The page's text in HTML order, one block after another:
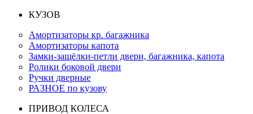
КУЗОВ
Амортизаторы кр. багажника
Амортизаторы капота
Замки-защёлки-петли двери, багажника, капота
Ролики боковой двери
Ручки дверные
РАЗНОЕ по кузову
ПРИВОД КОЛЕСА